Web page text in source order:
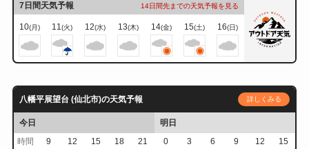
7日間天気予報 14日間先までの天気予報を見る
10(月) 11(火) 12(水) 13(木) 14(金) 15(土) 16(日)
八幡平展望台 (仙北市)の天気予報 詳しくみる
今日
明日
時間
9 12 15 18 21 0 3 6 9 12 15